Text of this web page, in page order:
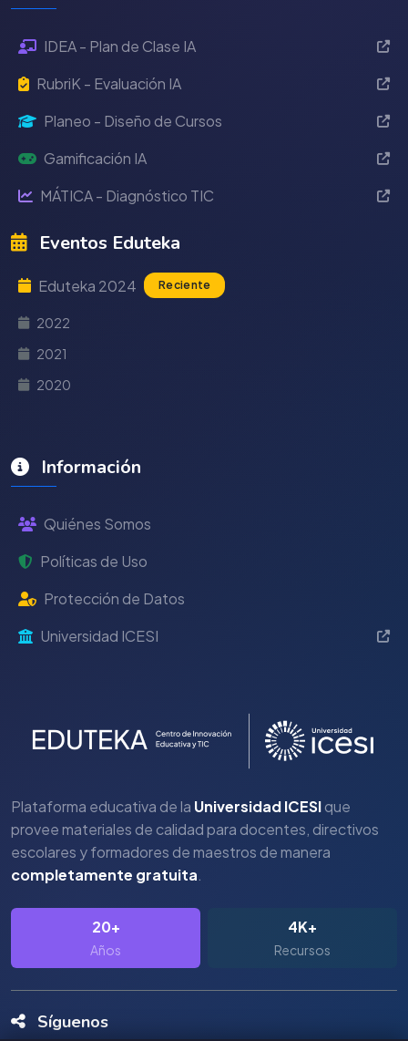
IDEA - Plan de Clase IA
RubriK - Evaluación IA
Planeo - Diseño de Cursos
Gamificación IA
MÁTICA - Diagnóstico TIC
Eventos Eduteka
Eduteka 2024 Reciente
2022
2021
2020
Información
Quiénes Somos
Políticas de Uso
Protección de Datos
Universidad ICESI
Plataforma educativa de la Universidad ICESIque
provee materiales de calidad para docentes, directivos
escolares y formadores de maestros de manera
completamente gratuita.
20+
Años
4K+
Recursos
Síguenos